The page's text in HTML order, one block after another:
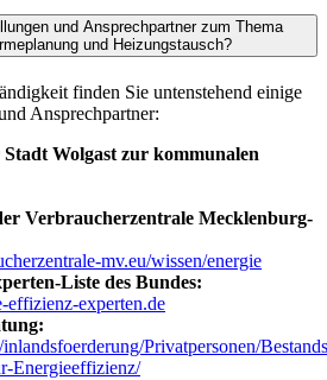
und Ansprechpartner zum Thema
und Heizungstausch?
finden Sie untenstehend einige
Ansprechpartner:
Wolgast zur kommunalen
Verbraucherzentrale Mecklenburg-
mv.eu/wissen/energie
Liste des Bundes:
effizienz-experten.de
Privatpersonen/
Energieeffizienz/